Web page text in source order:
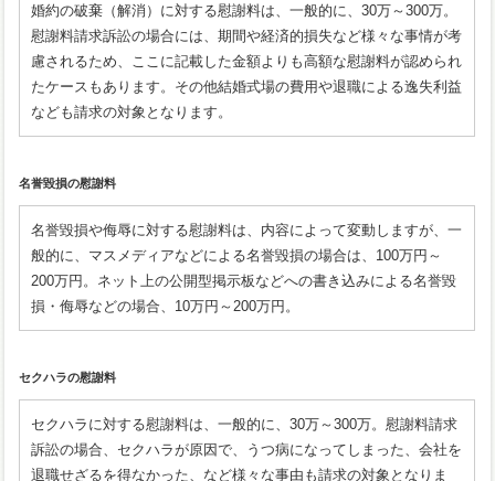
婚約の破棄（解消）に対する慰謝料は、一般的に、30万～300万。
慰謝料請求訴訟の場合には、期間や経済的損失など様々な事情が考
慮されるため、ここに記載した金額よりも高額な慰謝料が認められ
たケースもあります。その他結婚式場の費用や退職による逸失利益
なども請求の対象となります。
名誉毀損の慰謝料
名誉毀損や侮辱に対する慰謝料は、内容によって変動しますが、一
般的に、マスメディアなどによる名誉毀損の場合は、100万円～
200万円。ネット上の公開型掲示板などへの書き込みによる名誉毀
損・侮辱などの場合、10万円～200万円。
セクハラの慰謝料
セクハラに対する慰謝料は、一般的に、30万～300万。慰謝料請求
訴訟の場合、セクハラが原因で、うつ病になってしまった、会社を
退職せざるを得なかった、など様々な事由も請求の対象となりま